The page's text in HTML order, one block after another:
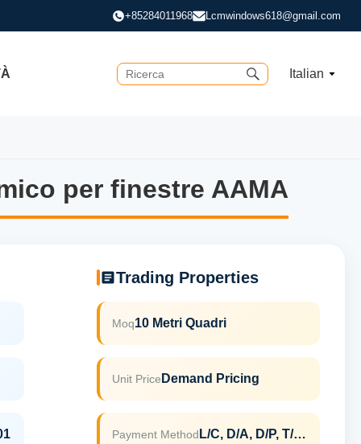
+85284011968 Lcmwindows618@gmail.com
Italian
per finestre AAMA
per finestre AAMA
Trading Properties
Moq10 Metri Quadri
Unit Price Demand Pricing
Payment Method L/C, D/A, D/P, T/T, Western Union, MoneyGram